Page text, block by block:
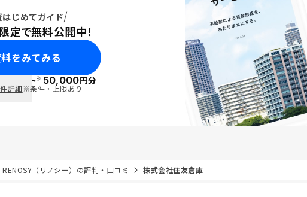
じめてガイド
定で無料公開中！
をみてみる
ポイント※50,000円分
詳細※条件・上限あり
RENOSY（リノシー）の評判・口コミ 株式会社住友倉庫